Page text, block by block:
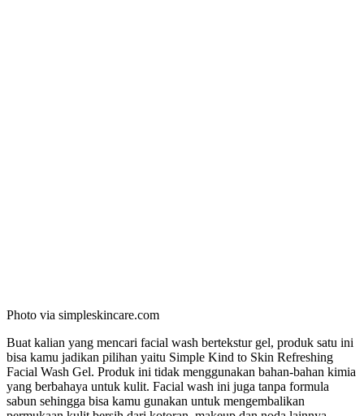
Photo via simpleskincare.com
Buat kalian yang mencari facial wash bertekstur gel, produk satu ini
bisa kamu jadikan pilihan yaitu Simple Kind to Skin Refreshing
Facial Wash Gel. Produk ini tidak menggunakan bahan-bahan kimia
yang berbahaya untuk kulit. Facial wash ini juga tanpa formula
sabun sehingga bisa kamu gunakan untuk mengembalikan